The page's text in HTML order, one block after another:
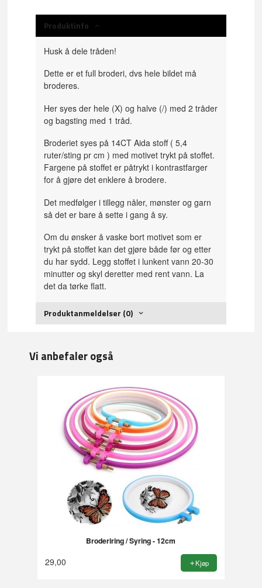
Produktinfo
Husk å dele tråden!
Dette er et full broderi, dvs hele bildet må
broderes.
Her syes der hele (X) og halve (/) med 2 tråder
og bagsting med 1 tråd.
Broderiet syes på 14CT Aida stoff ( 5,4
ruter/sting pr cm ) med motivet trykt på stoffet.
Fargene på stoffet er påtrykt i kontrastfarger
for å gjøre det enklere å brodere.
Det medfølger i tillegg nåler, mønster og garn
så det er bare å sette i gang å sy.
Om du ønsker å vaske bort motivet som er
trykt på stoffet kan det gjøre både før og etter
du har sydd. Legg stoffet i lunkent vann 20-30
minutter og skyl deretter med rent vann. La
det da tørke flatt.
Produktanmeldelser (0)
Vi anbefaler også
Broderiring / Syring - 12cm
29,00 Kjøp